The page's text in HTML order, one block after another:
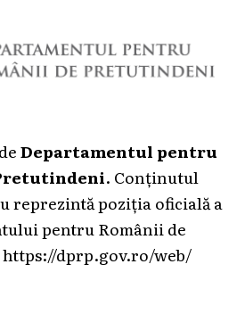
Departamentul pentru
. Conținutul
reprezintă poziția oficială a
pentru Românii de
https://dprp.gov.ro/web/